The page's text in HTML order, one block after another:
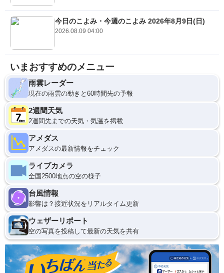
今日のこよみ・今週のこよみ 2026年8月9日(日)
2026.08.09 04:00
いまおすすめのメニュー
雨雲レーダー
現在の雨雲の動きと60時間先の予報
2週間天気
2週間先までの天気・気温を掲載
アメダス
アメダスの最新情報をチェック
ライブカメラ
全国2500地点の空の様子
台風情報
影響は？接近状況をリアルタイム更新
ウェザーリポート
空の写真を投稿して最新の天気を共有